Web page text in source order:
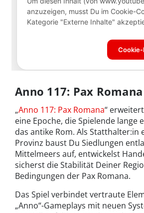
Anno 117: Pax
„Anno 117: Pax Romana“
eine Epoche, die Spielende lange
das antike Rom. Als Statthalter:in
Provinz baust Du Siedlungen
Mittelmeers auf, entwickelst
sicherst die Stabilität Deiner
Bedingungen der Pax Romana.
Das Spiel verbindet vertraute
„Anno“-Gameplays mit neuen